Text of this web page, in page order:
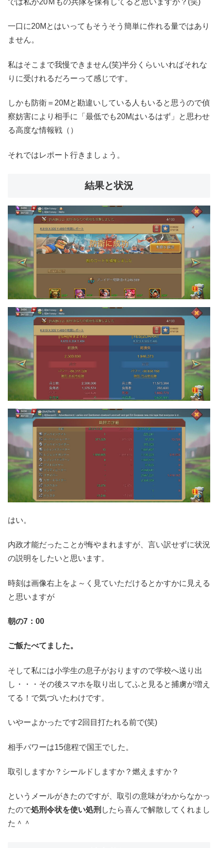
では私が20Ｍもの兵隊を保有してると思いますか？(笑)
一口に20Mとはいってもそうそう簡単に作れる量ではあり
ません。
私はそこまで我慢できません(笑)半分くらいいればそれな
りに受けれるだろーって感じです。
しかも防衛＝20Mと勘違いしている人もいると思うので偵
察妨害により相手に「最低でも20Mはいるはず」と思わせ
る高度な情報戦（）
それではレポート行きましょう。
結果と状況
はい。
内政才能だったことが悔やまれますが、言い訳せずに状況
の説明をしたいと思います。
時刻は画像右上をよ～く見ていただけるとかすかに見える
と思いますが
朝の7：00
ご飯たべてました。
そして私には小学生の息子がおりますので学校へ送り出
し・・・その後スマホを取り出してふと見ると捕虜が増え
てる！で気づいたわけです。
いやーよかったです2回目打たれる前で(笑)
相手パワーは15億程で国王でした。
取引しますか？シールドしますか？燃えますか？
というメールがきたのですが、取引の意味がわからなかっ
たので処刑令状を使い処刑 したら喜んで解散してくれまし
た＾＾